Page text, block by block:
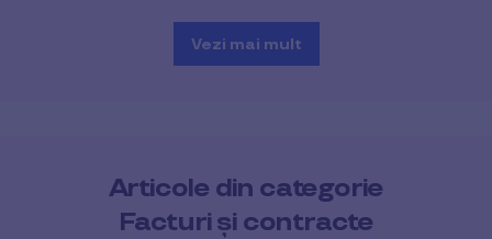
Vezi mai mult
Articole din categorie
Facturi și contracte